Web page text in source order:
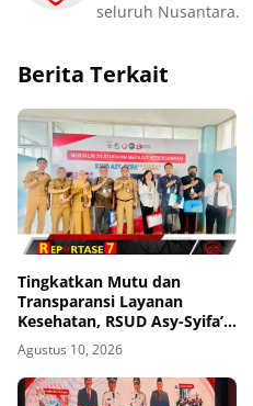
seluruh Nusantara.
Berita Terkait
Tingkatkan Mutu dan
Transparansi Layanan
Kesehatan, RSUD Asy-Syifa’
Sumbawa Barat Terima
Kunjungan Evaluasi
Ombudsman RI
Agustus 10, 2026